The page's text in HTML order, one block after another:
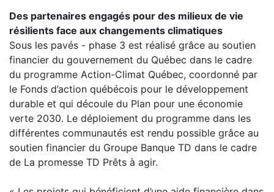
Des partenaires engagés pour des milieux de vie
résilients face aux changements climatiques
Sous les pavés - phase 3 est réalisé grâce au soutien
financier du gouvernement du Québec dans le cadre
du programme Action-Climat Québec, coordonné par
le Fonds d’action québécois pour le développement
durable et qui découle du Plan pour une économie
verte 2030. Le déploiement du programme dans les
différentes communautés est rendu possible grâce au
soutien financier du Groupe Banque TD dans le cadre
de La promesse TD Prêts à agir.